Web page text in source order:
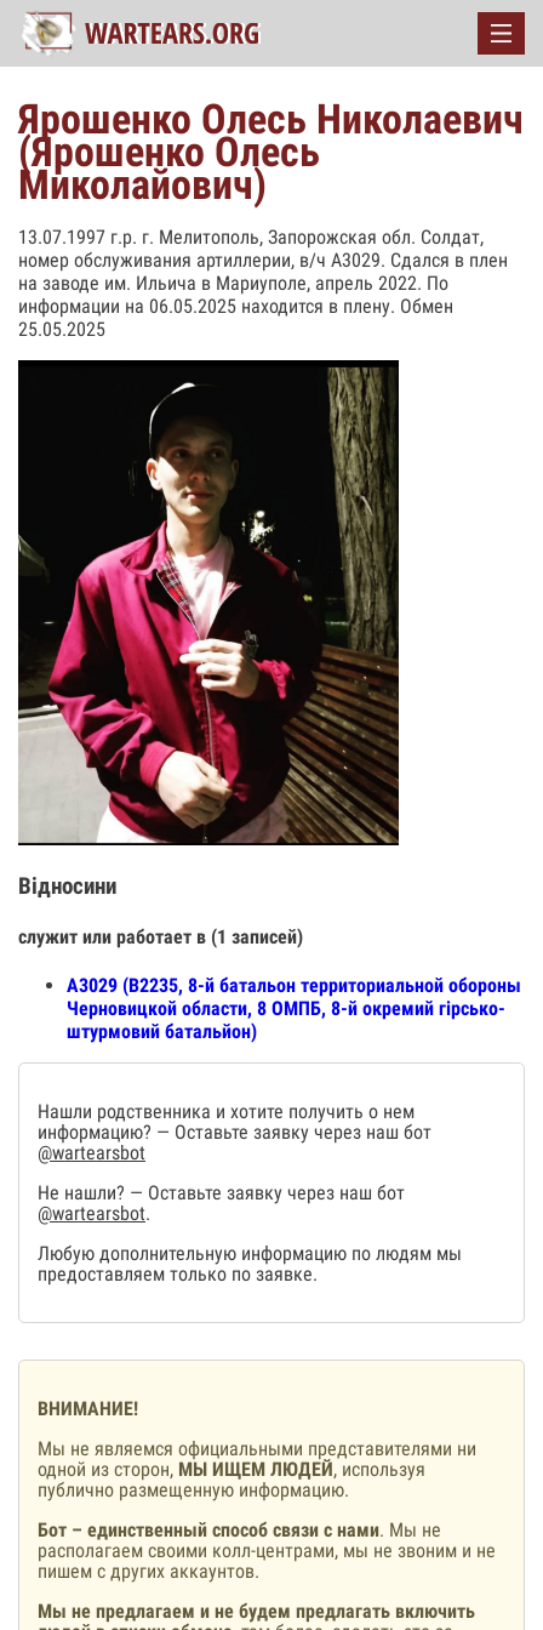
Ярошенко Олесь Николаевич
(Ярошенко Олесь
Миколайович)
13.07.1997 г.р. г. Мелитополь, Запорожская обл. Солдат,
номер обслуживания артиллерии, в/ч А3029. Сдался в плен
на заводе им. Ильича в Мариуполе, апрель 2022. По
информации на 06.05.2025 находится в плену. Обмен
25.05.2025
Відносини
служит или работает в (1 записей)
А3029 (В2235, 8-й батальон территориальной обороны
Черновицкой области, 8 ОМПБ, 8-й окремий гірсько-
штурмовий батальйон)
Нашли родственника и хотите получить о нем
информацию? — Оставьте заявку через наш бот
@wartearsbot
Не нашли? — Оставьте заявку через наш бот
@wartearsbot.
Любую дополнительную информацию по людям мы
предоставляем только по заявке.
ВНИМАНИЕ!
Мы не являемся официальными представителями ни
одной из сторон, МЫ ИЩЕМ ЛЮДЕЙ, используя
публично размещенную информацию.
Бот – единственный способ связи с нами. Мы не
располагаем своими колл-центрами, мы не звоним и не
пишем с других аккаунтов.
Мы не предлагаем и не будем предлагать включить